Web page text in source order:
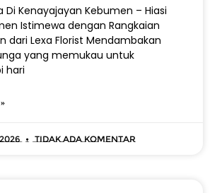
Di Kenayajayan Kebumen – Hiasi
Istimewa dengan Rangkaian
dari Lexa Florist Mendambakan
yang memukau untuk
hari
Tidak ada komentar